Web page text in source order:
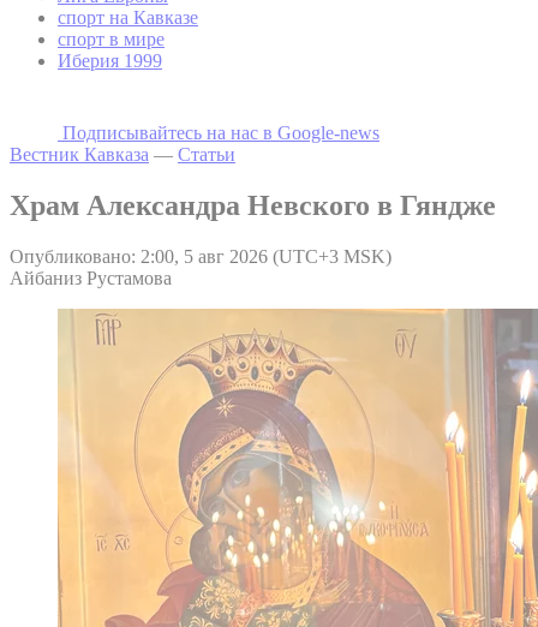
спорт на Кавказе
спорт в мире
Иберия 1999
Подписывайтесь на наc в Google-news
Вестник Кавказа — Статьи
Храм Александра Невского в Гяндже
Опубликовано: 2:00, 5 авг 2026 (UTC+3 MSK)
Айбаниз Рустамова